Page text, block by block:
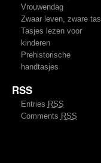
Vrouwendag
Zwaar leven, zware tas
Tasjes lezen voor
kinderen
Prehistorische
handtasjes
RSS
Entries RSS
Comments RSS